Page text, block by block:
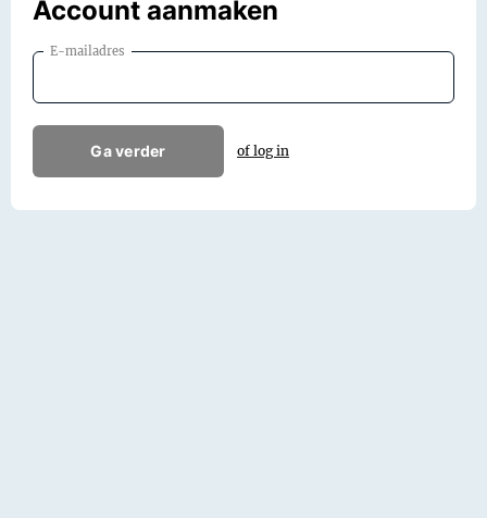
Account aanmaken
E-mailadres
Ga verder of log in